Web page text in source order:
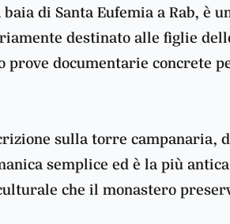
di Santa Eufemia a Rab, è
destinato alle figlie
prove documentarie concrete
sulla torre campanaria,
semplice ed è la più
che il monastero